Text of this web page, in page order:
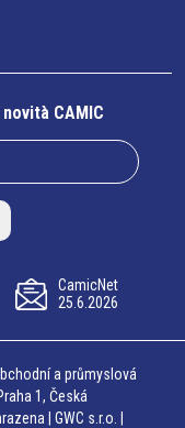
CAMIC
CamicNet
25.6.2026
a průmyslová
1, Česká
| GWC s.r.o. |